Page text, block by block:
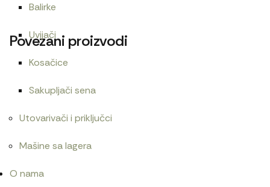
Balirke
Uvijači
Kosačice
Sakupljači sena
Utovarivači i priključci
Mašine sa lagera
O nama
Povezani proizvodi
Bruder Mercedes Benz Sprinter šlep sa autom/02675
7.500RSD